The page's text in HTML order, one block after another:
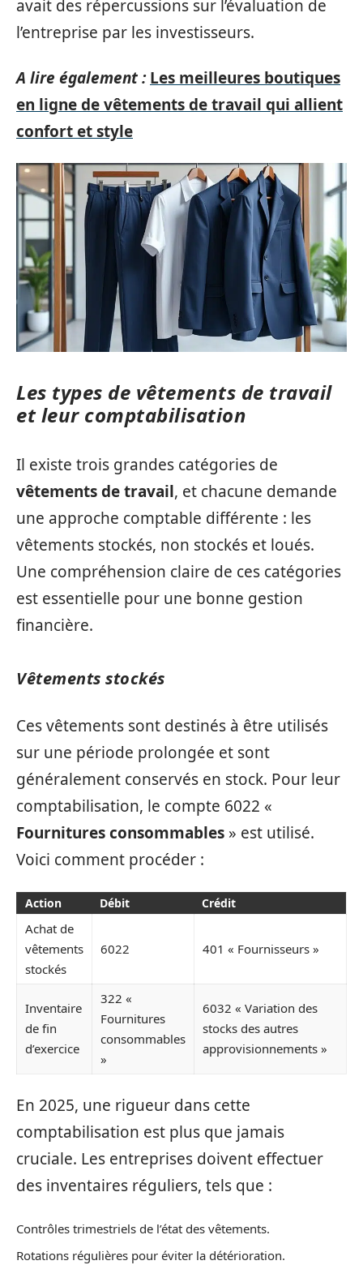
avait des répercussions sur l’évaluation de
l’entreprise par les investisseurs.
A lire également : Les meilleures boutiques
en ligne de vêtements de travail qui allient
confort et style
Les types de vêtements de travail
et leur comptabilisation
Il existe trois grandes catégories de
vêtements de travail, et chacune demande
une approche comptable différente : les
vêtements stockés, non stockés et loués.
Une compréhension claire de ces catégories
est essentielle pour une bonne gestion
financière.
Vêtements stockés
Ces vêtements sont destinés à être utilisés
sur une période prolongée et sont
généralement conservés en stock. Pour leur
comptabilisation, le compte 6022 «
Fournitures consommables » est utilisé.
Voici comment procéder :
Action Débit Crédit
Achat de
vêtements
stockés
6022 401 « Fournisseurs »
Inventaire
de fin
d’exercice
322 «
Fournitures
consommables
»
6032 « Variation des
stocks des autres
approvisionnements »
En 2025, une rigueur dans cette
comptabilisation est plus que jamais
cruciale. Les entreprises doivent effectuer
des inventaires réguliers, tels que :
Contrôles trimestriels de l’état des vêtements.
Rotations régulières pour éviter la détérioration.